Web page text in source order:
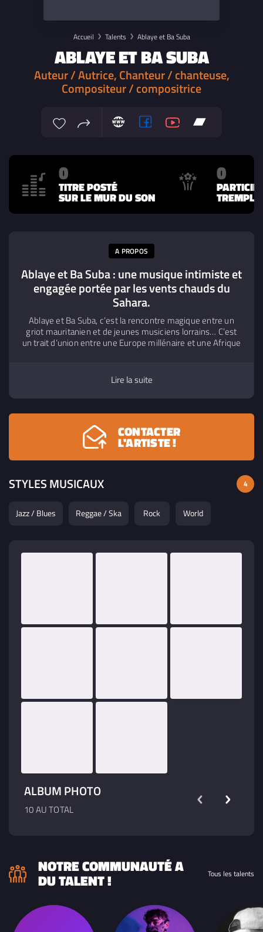
Accueil Talents Ablaye et Ba Suba
ABLAYE ET BA SUBA
Auteur / Autrice, Chanteur / chanteuse,
Compositeur / compositrice
0
TITRE POSTÉ
SUR LE MUR DU SON
0
A PROPOS
Ablaye et Ba Suba : une musique intimiste et
engagée portée par les vents chauds du
Sahara.
Ablaye et Ba Suba, c’est la rencontre magique entre un
griot mauritanien et de jeunes musiciens lorrains… C’est
un trait d’union entre une Europe millénaire et une Afrique
continents dont la rencontre est porteuse de généreuses
promesses…
Lire la suite
CONTACTER
L'ARTISTE !
STYLES MUSICAUX 4
Jazz / Blues Reggae / Ska Rock World
ALBUM PHOTO
10 AU TOTAL
NOTRE COMMUNAUTÉ A
DU TALENT ! Tous les talents